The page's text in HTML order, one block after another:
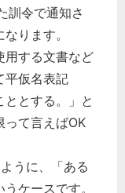
訓令で通知さ
ります。
用する文書など
平仮名表記
ととする。」と
って言えばOK
うに、「ある
ケースです。